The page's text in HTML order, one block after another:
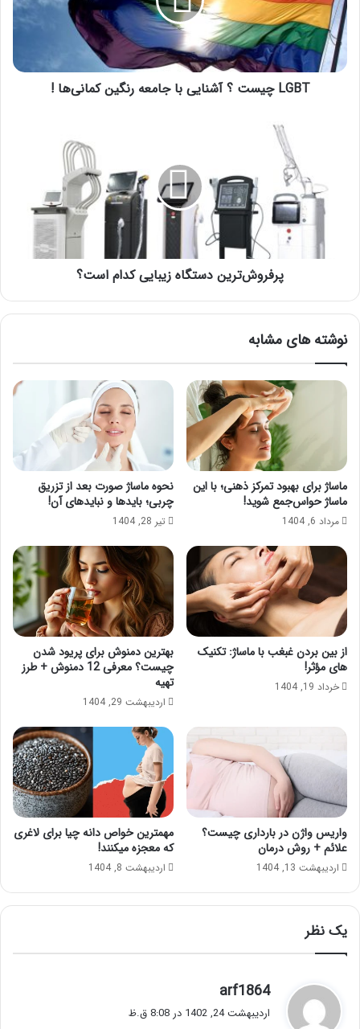
جامعه
رنگین
کمانی‌ها
!
LGBT چیست ؟ آشنایی با جامعه رنگین کمانی‌ها !
است؟
پرفروش‌ترین دستگاه زیبایی کدام است؟
نوشته های مشابه
ماساژ برای بهبود تمرکز ذهنی؛ با این
ماساژ حواس‌جمع شوید!
مرداد 6, 1404
نحوه ماساژ صورت بعد از تزریق
چربی؛ بایدها و نبایدهای آن!
تیر 28, 1404
از بین بردن غبغب با ماساژ: تکنیک
های مؤثر!
خرداد 19, 1404
بهترین دمنوش برای پریود شدن
چیست؟ معرفی 12 دمنوش + طرز
تهیه
اردیبهشت 29, 1404
واریس واژن در بارداری چیست؟
علائم + روش درمان
اردیبهشت 13, 1404
مهمترین خواص دانه چیا برای لاغری
که معجزه میکنند!
اردیبهشت 8, 1404
یک نظر
arf1864
ف اردیبهشت 24, 1402 در 8:08 ق.ظ